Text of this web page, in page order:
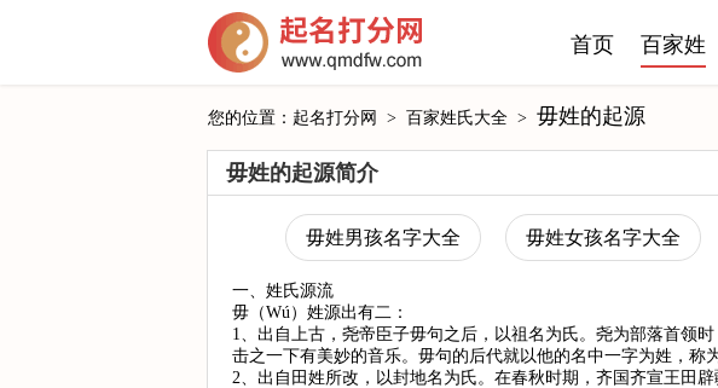
首页 百家姓
您的位置： 起名打分网 > 百家姓氏大全 > 毋姓的起源
毋姓的起源简介
毋姓男孩名字大全 毋姓女孩名字大全
一、姓氏源流
毋（Wú）姓源出有二：
1、出自上古，尧帝臣子毋句之后，以祖名为氏。尧为部落首领
击之一下有美妙的音乐。毋句的后代就以他的名中一字为姓，称
2、出自田姓所改，以封地名为氏。在春秋时期，齐国齐宣王田